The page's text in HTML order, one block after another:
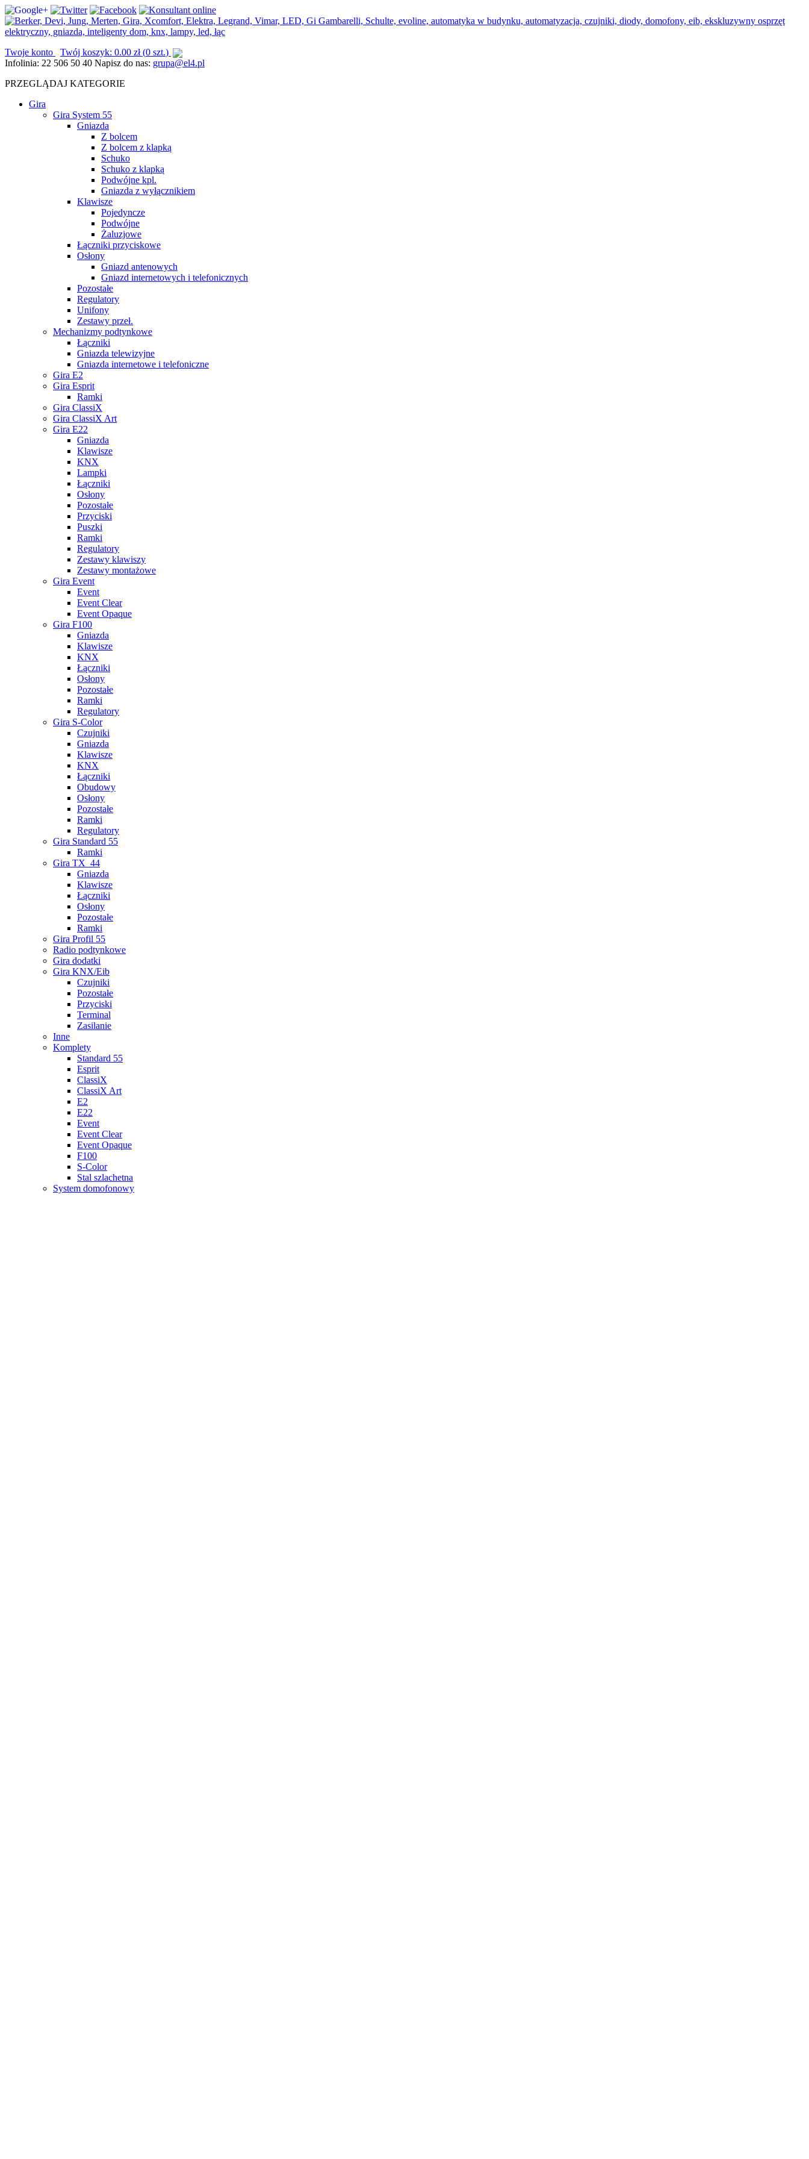
Twoje konto Twój koszyk: 0.00 zł(0 szt.)
Infolinia: 22 506 50 40 Napisz do nas: grupa@el4.pl
PRZEGLĄDAJ KATEGORIE
Gira
Gira System 55
Gniazda
Z bolcem
Z bolcem z klapką
Schuko
Schuko z klapką
Podwójne kpl.
Gniazda z wyłącznikiem
Klawisze
Pojedyncze
Podwójne
Żaluzjowe
Łączniki przyciskowe
Osłony
Gniazd antenowych
Gniazd internetowych i telefonicznych
Pozostałe
Regulatory
Unifony
Zestawy przeł.
Mechanizmy podtynkowe
Łączniki
Gniazda telewizyjne
Gniazda internetowe i telefoniczne
Gira E2
Gira Esprit
Ramki
Gira ClassiX
Gira ClassiX Art
Gira E22
Gniazda
Klawisze
KNX
Lampki
Łączniki
Osłony
Pozostałe
Przyciski
Puszki
Ramki
Regulatory
Zestawy klawiszy
Zestawy montażowe
Gira Event
Event
Event Clear
Event Opaque
Gira F100
Gniazda
Klawisze
KNX
Łączniki
Osłony
Pozostałe
Ramki
Regulatory
Gira S-Color
Czujniki
Gniazda
Klawisze
KNX
Łączniki
Obudowy
Osłony
Pozostałe
Ramki
Regulatory
Gira Standard 55
Ramki
Gira TX_44
Gniazda
Klawisze
Łączniki
Osłony
Pozostałe
Ramki
Gira Profil 55
Radio podtynkowe
Gira dodatki
Gira KNX/Eib
Czujniki
Pozostałe
Przyciski
Terminal
Zasilanie
Inne
Komplety
Standard 55
Esprit
ClassiX
ClassiX Art
E2
E22
Event
Event Clear
Event Opaque
F100
S-Color
Stal szlachetna
System domofonowy